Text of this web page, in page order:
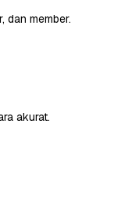
dan member.
akurat.